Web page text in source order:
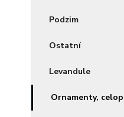
Podzim
Ostatní
Levandule
Ornamenty,